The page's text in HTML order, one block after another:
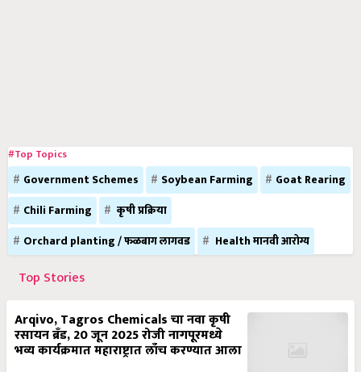
#Top Topics
Government Schemes Soybean Farming
Goat Rearing
Chili Farming
कृषी प्रक्रिया
Orchard planting / फळबाग लागवड
Health मानवी आरोग्य
Top Stories
Arqivo, Tagros Chemicals चा नवा कृषी
रसायन ब्रँड, 20 जून 2025 रोजी नागपूरमध्ये
भव्य कार्यक्रमात महाराष्ट्रात लाँच करण्यात आला